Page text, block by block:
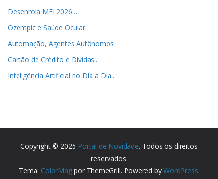
Desenrola MEI 2026…
Ozempic e Saúde Ocular…
Automação, Agentes Autônomos
Cartão de Crédito e Dívidas..
Inteligência Artificial no Dia a Dia..
Copyright © 2026 Portal de Novidade. Todos os direitos
reservados.
Tema: ColorMagpor ThemeGrill. Powered by WordPress.